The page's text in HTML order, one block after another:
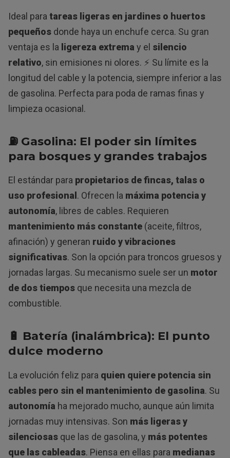
Ideal para tareas ligeras en jardines o huertos
pequeños donde haya un enchufe cerca. Su gran
ventaja es la ligereza extrema y el silencio
relativo, sin emisiones ni olores. ⚡ Su límite es la
longitud del cable y la potencia, siempre inferior a las
de gasolina. Perfecta para poda de ramas finas y
limpieza ocasional.
⛽ Gasolina: El poder sin límites
para bosques y grandes trabajos
El estándar para propietarios de fincas, talas o
uso profesional . Ofrecen la máxima potencia y
autonomía, libres de cables. Requieren
mantenimiento más constante (aceite, filtros,
afinación) y generan ruido y vibraciones
significativas. Son la opción para troncos gruesos y
jornadas largas. Su mecanismo suele ser un motor
de dos tiempos que necesita una mezcla de
combustible.
🔋 Batería (inalámbrica): El punto
dulce moderno
La evolución feliz para quien quiere potencia sin
cables pero sin el mantenimiento de gasolina. Su
autonomía ha mejorado mucho, aunque aún limita
jornadas muy intensivas. Son más ligeras y
silenciosas que las de gasolina, y más potentes
que las cableadas. Piensa en ellas para medianas